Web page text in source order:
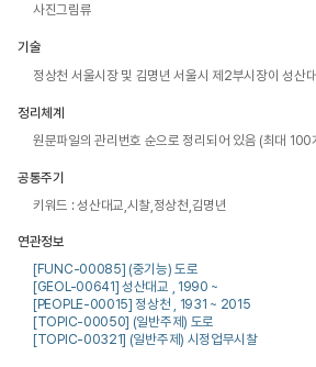
사진그림류
기술
정상천 서울시장 및 김명년 서울시 제2부시장이 성산
정리체계
원문파일의 관리번호 순으로 정리되어 있음 (최대 100
공통주기
키워드 : 성산대교,시찰,정상천,김명년
연관정보
[FUNC-00085] (중기능) 도로
[GEOL-00641] 성산대교 , 1990 ~
[PEOPLE-00015] 정상천 , 1931 ~ 2015
[TOPIC-00050] (일반주제) 도로
[TOPIC-00321] (일반주제) 시정업무시찰